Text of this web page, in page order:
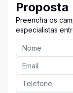
Proposta
Preencha os
especialistas